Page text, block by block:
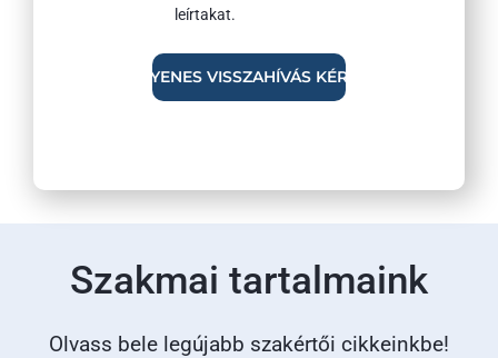
leírtakat.
Szakmai tartalmaink
Olvass bele legújabb szakértői cikkeinkbe!